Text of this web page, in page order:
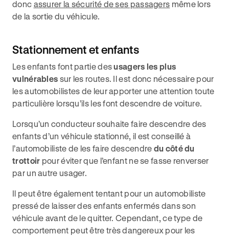
donc assurer la sécurité de ses passagers même lors
de la sortie du véhicule.
Stationnement et enfants
Les enfants font partie desusagers les plus
vulnérables sur les routes. Il est donc nécessaire pour
les automobilistes de leur apporter une attention toute
particulière lorsqu’ils les font descendre de voiture.
Lorsqu’un conducteur souhaite faire descendre des
enfants d’un véhicule stationné, il est conseillé à
l’automobiliste de les faire descendre du côté du
trottoir pour éviter que l’enfant ne se fasse renverser
par un autre usager.
Il peut être également tentant pour un automobiliste
pressé de laisser des enfants enfermés dans son
véhicule avant de le quitter. Cependant, ce type de
comportement peut être très dangereux pour les